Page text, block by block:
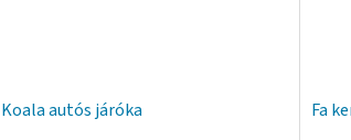
Koala autós járóka Fa